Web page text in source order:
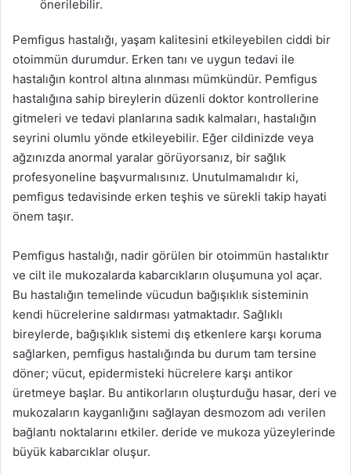
önerilebilir.
Pemfigus hastalığı, yaşam kalitesini etkileyebilen ciddi bir
otoimmün durumdur. Erken tanı ve uygun tedavi ile
hastalığın kontrol altına alınması mümkündür. Pemfigus
hastalığına sahip bireylerin düzenli doktor kontrollerine
gitmeleri ve tedavi planlarına sadık kalmaları, hastalığın
seyrini olumlu yönde etkileyebilir. Eğer cildinizde veya
ağzınızda anormal yaralar görüyorsanız, bir sağlık
profesyoneline başvurmalısınız. Unutulmamalıdır ki,
pemfigus tedavisinde erken teşhis ve sürekli takip hayati
önem taşır.
Pemfigus hastalığı, nadir görülen bir otoimmün hastalıktır
ve cilt ile mukozalarda kabarcıkların oluşumuna yol açar.
Bu hastalığın temelinde vücudun bağışıklık sisteminin
kendi hücrelerine saldırması yatmaktadır. Sağlıklı
bireylerde, bağışıklık sistemi dış etkenlere karşı koruma
sağlarken, pemfigus hastalığında bu durum tam tersine
döner; vücut, epidermisteki hücrelere karşı antikor
üretmeye başlar. Bu antikorların oluşturduğu hasar, deri ve
mukozaların kayganlığını sağlayan desmozom adı verilen
bağlantı noktalarını etkiler. deride ve mukoza yüzeylerinde
büyük kabarcıklar oluşur.